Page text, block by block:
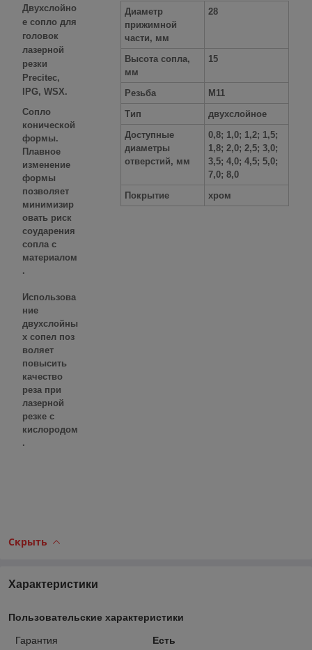
Двухслойно
е сопло для
головок
лазерной
резки
Precitec,
IPG, WSX.
Сопло
конической
формы.
Плавное
изменение
формы
позволяет
минимизир
овать риск
соударения
сопла с
материалом
.
Использова
ние
двухслойны
х сопел поз
воляет
повысить
качество
реза при
лазерной
резке с
кислородом
.
Диаметр
прижимной
части, мм
28
Высота сопла,
мм
15
Резьба
M11
Тип
двухслойное
Доступные
диаметры
отверстий, мм
0,8; 1,0; 1,2; 1,5;
1,8; 2,0; 2,5; 3,0;
3,5; 4,0; 4,5; 5,0;
7,0; 8,0
Покрытие
хром
Скрыть
Характеристики
Пользовательские характеристики
Гарантия
Есть